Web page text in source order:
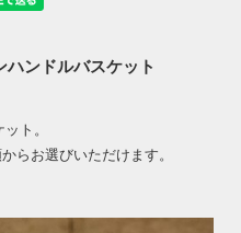
ンドルバスケット
ト。
らお選びいただけます。